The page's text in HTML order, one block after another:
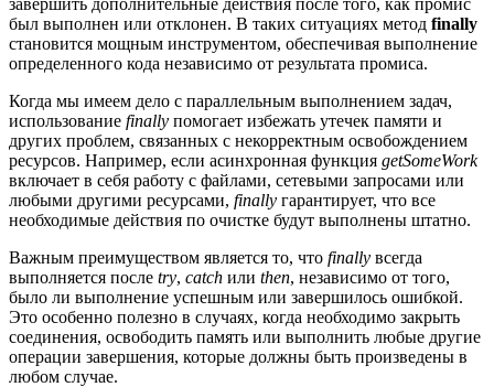
завершить дополнительные действия после того, как промис
был выполнен или отклонен. В таких ситуациях метод finally
становится мощным инструментом, обеспечивая выполнение
определенного кода независимо от результата промиса.
Когда мы имеем дело с параллельным выполнением задач,
использование finally помогает избежать утечек памяти и
других проблем, связанных с некорректным освобождением
ресурсов. Например, если асинхронная функция getSomeWork
включает в себя работу с файлами, сетевыми запросами или
любыми другими ресурсами, finally гарантирует, что все
необходимые действия по очистке будут выполнены штатно.
Важным преимуществом является то, что finally всегда
выполняется после try, catch или then, независимо от того,
было ли выполнение успешным или завершилось ошибкой.
Это особенно полезно в случаях, когда необходимо закрыть
соединения, освободить память или выполнить любые другие
операции завершения, которые должны быть произведены в
любом случае.